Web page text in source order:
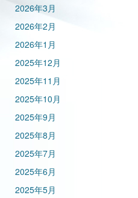
2026年3月
2026年2月
2026年1月
2025年12月
2025年11月
2025年10月
2025年9月
2025年8月
2025年7月
2025年6月
2025年5月